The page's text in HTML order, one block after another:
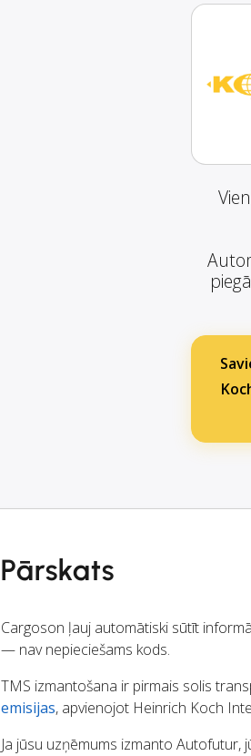
Pārskats
Cargoson ļauj automātiski sūtīt
— nav nepieciešams kods.
TMS izmantošana ir pirmais solis
emisijas, apvienojot Heinrich Koch
Ja jūsu uzņēmums izmanto